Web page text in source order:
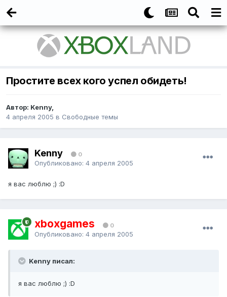
Простите всех кого успел обидеть!
Автор: Kenny,
4 апреля 2005 в Свободные темы
Kenny 0
Опубликовано: 4 апреля 2005
я вас люблю ;) :D
xboxgames 0
Опубликовано: 4 апреля 2005
Kenny писал:
я вас люблю ;) :D